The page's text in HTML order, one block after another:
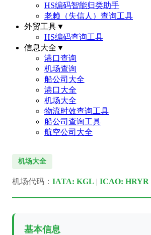
HS编码智能归类助手
老赖（失信人）查询工具
外贸工具▼
HS编码查询工具
信息大全 ▼
港口查询
机场查询
船公司大全
港口大全
机场大全
物流时效查询工具
船公司查询工具
航空公司大全
机场大全
机场代码： IATA: KGL | ICAO: HRYR
基本信息